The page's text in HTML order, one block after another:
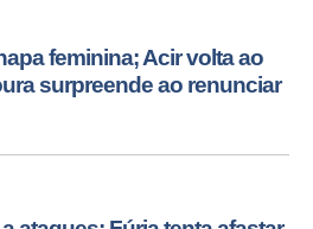
feminina; Acir volta ao
surpreende ao renunciar